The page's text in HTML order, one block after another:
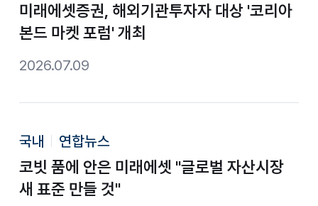
미래에셋증권, 해외기관투자자 대상 '코리아
본드 마켓 포럼' 개최
2026.07.09
국내 연합뉴스
코빗 품에 안은 미래에셋 "글로벌 자산시장
새 표준 만들 것"